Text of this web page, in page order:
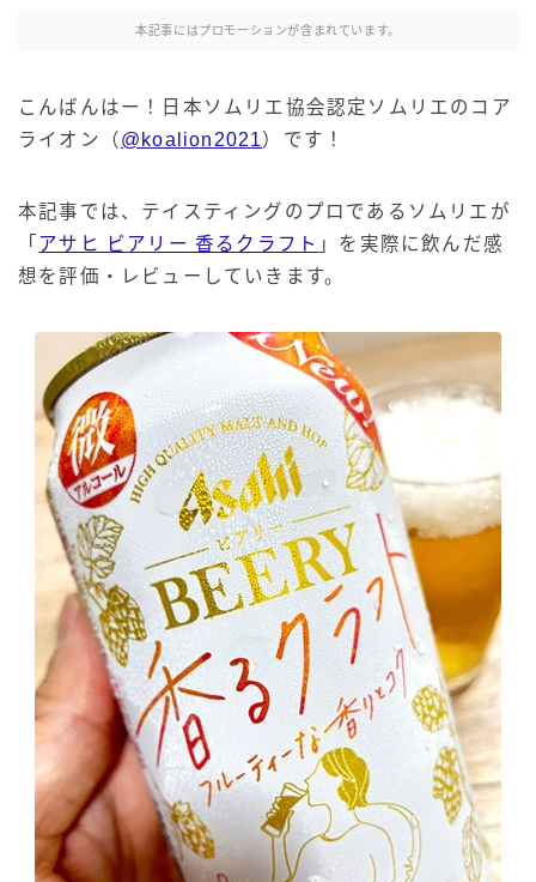
本記事にはプロモーションが含まれています。
こんばんはー！日本ソムリエ協会認定ソムリエのコア
ライオン（ @koalion2021）です！
本記事では、テイスティングのプロであるソムリエが
「 アサヒ ビアリー 香るクラフト 」を実際に飲んだ感
想を評価・レビューしていきます。